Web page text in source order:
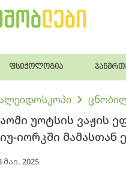
ფსიქოლოგია
უოტსის ვაჟის
იორკში მამასთან
მაი. 2025